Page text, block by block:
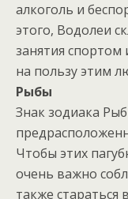
алкоголь и
этого, Водолеи
занятия
на пользу этим
Рыбы
Знак зодиака
Чтобы этих
очень важно
также стараться